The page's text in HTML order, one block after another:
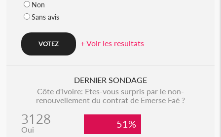
Non
Sans avis
+ Voir les resultats
DERNIER SONDAGE
Côte d'Ivoire: Etes-vous surpris par le non-
renouvellement du contrat de Emerse Faé ?
3128
Oui 51%